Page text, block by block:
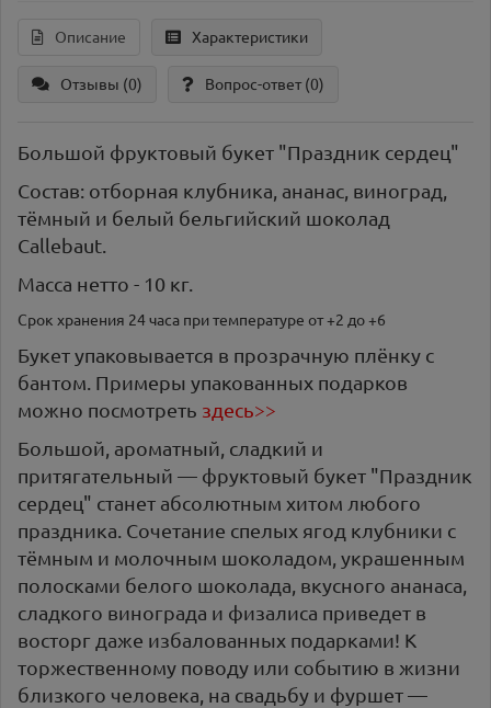
Описание Характеристики
Отзывы (0) Вопрос-ответ(0)
Большой фруктовый букет "Праздник сердец"
Состав: отборная клубника, ананас, виноград,
тёмный и белый бельгийский шоколад
Callebaut.
Масса нетто - 10 кг.
Срок хранения 24 часа при температуре от +2 до +6
Букет упаковывается в прозрачную плёнку с
бантом. Примеры упакованных подарков
можно посмотреть здесь>>
Большой, ароматный, сладкий и
притягательный — фруктовый букет "Праздник
сердец" станет абсолютным хитом любого
праздника. Сочетание спелых ягод клубники с
тёмным и молочным шоколадом, украшенным
полосками белого шоколада, вкусного ананаса,
сладкого винограда и физалиса приведет в
восторг даже избалованных подарками! К
торжественному поводу или событию в жизни
близкого человека, на свадьбу и фуршет —